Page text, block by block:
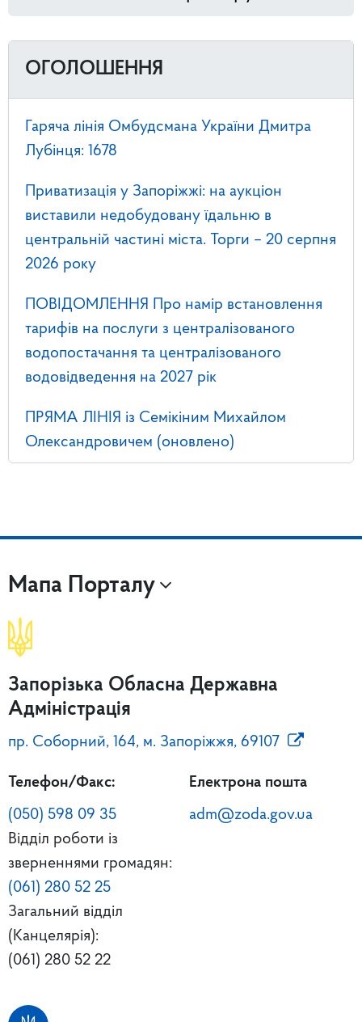
ОГОЛОШЕННЯ
Гаряча лінія Омбудсмана України Дмитра
Лубінця: 1678
Приватизація у Запоріжжі: на аукціон
виставили недобудовану їдальню в
центральній частині міста. Торги – 20 серпня
2026 року
ПОВІДОМЛЕННЯ Про намір встановлення
тарифів на послуги з централізованого
водопостачання та централізованого
водовідведення на 2027 рік
ПРЯМА ЛІНІЯ із Семікіним Михайлом
Олександровичем (оновлено)
Мапа Порталу
Запорізька Обласна Державна
Адміністрація
пр. Соборний, 164, м. Запоріжжя, 69107
Телефон/Факс:
(050) 598 09 35
Відділ роботи із
зверненнями громадян:
(061) 280 52 25
Загальний відділ
(Канцелярія):
(061) 280 52 22
Електрона пошта
adm@zoda.gov.ua